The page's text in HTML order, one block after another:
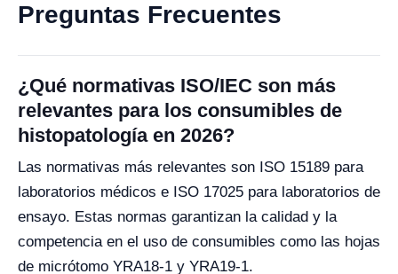
Preguntas Frecuentes
¿Qué normativas ISO/IEC son más
relevantes para los consumibles de
histopatología en 2026?
Las normativas más relevantes son ISO 15189 para
laboratorios médicos e ISO 17025 para laboratorios de
ensayo. Estas normas garantizan la calidad y la
competencia en el uso de consumibles como las hojas
de micrótomo YRA18-1 y YRA19-1.